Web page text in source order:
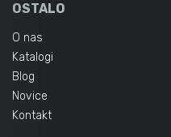
OSTALO
O nas
Katalogi
Blog
Novice
Kontakt